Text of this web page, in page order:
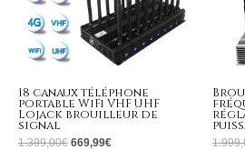
18 canaux téléphone
portable WiFi VHF UHF
Lojack brouilleur de
signal
1.399,00€ 669,99€